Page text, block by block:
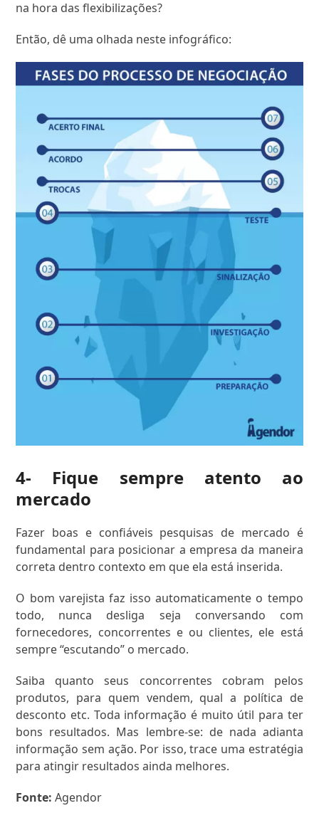
na hora das flexibilizações?
Então, dê uma olhada neste infográfico:
4- Fique sempre atento ao
mercado
Fazer boas e confiáveis pesquisas de mercado é
fundamental para posicionar a empresa da maneira
correta dentro contexto em que ela está inserida.
O bom varejista faz isso automaticamente o tempo
todo, nunca desliga seja conversando com
fornecedores, concorrentes e ou clientes, ele está
sempre “escutando” o mercado.
Saiba quanto seus concorrentes cobram pelos
produtos, para quem vendem, qual a política de
desconto etc. Toda informação é muito útil para ter
bons resultados. Mas lembre-se: de nada adianta
informação sem ação. Por isso, trace uma estratégia
para atingir resultados ainda melhores.
Fonte:Agendor